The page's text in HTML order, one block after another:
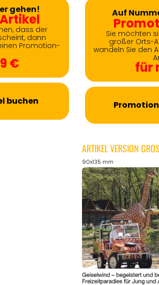
gehen!
dass der
dann
Promotion-
€
buchen
Auf
Sie möchten
großer Orts-
wandeln Sie den
für
ARTIKEL VERSION
90x135 mm